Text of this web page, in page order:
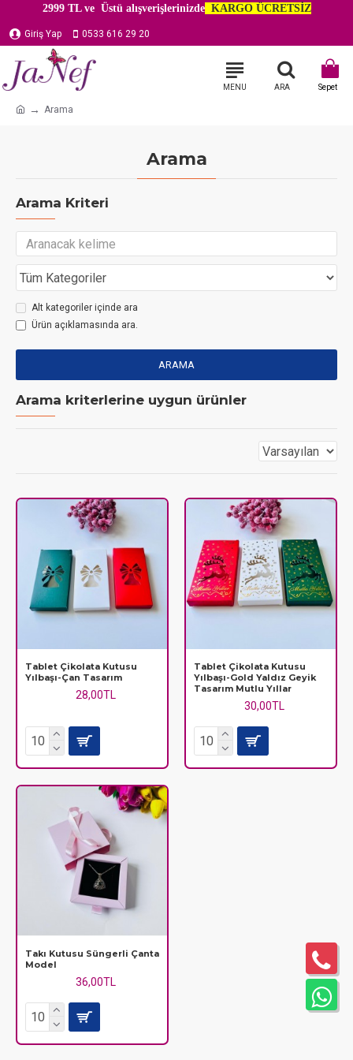
2999 TL ve Üstü alışverişlerinizdeKARGO ÜCRETSİZ
Giriş Yap 0533 616 29 20
Arama
Arama
Arama Kriteri
Alt kategoriler içinde ara
Ürün açıklamasında ara.
ARAMA
Arama kriterlerine uygun ürünler
Tablet Çikolata Kutusu
Yılbaşı-Çan Tasarım
28,00TL
Tablet Çikolata Kutusu
Yılbaşı-Gold Yaldız Geyik
Tasarım Mutlu Yıllar
30,00TL
Takı Kutusu Süngerli Çanta
Model
36,00TL